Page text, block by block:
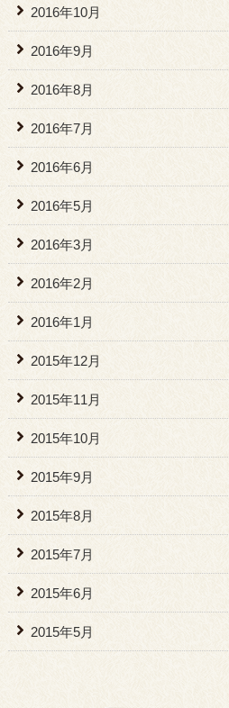
2016年10月
2016年9月
2016年8月
2016年7月
2016年6月
2016年5月
2016年3月
2016年2月
2016年1月
2015年12月
2015年11月
2015年10月
2015年9月
2015年8月
2015年7月
2015年6月
2015年5月